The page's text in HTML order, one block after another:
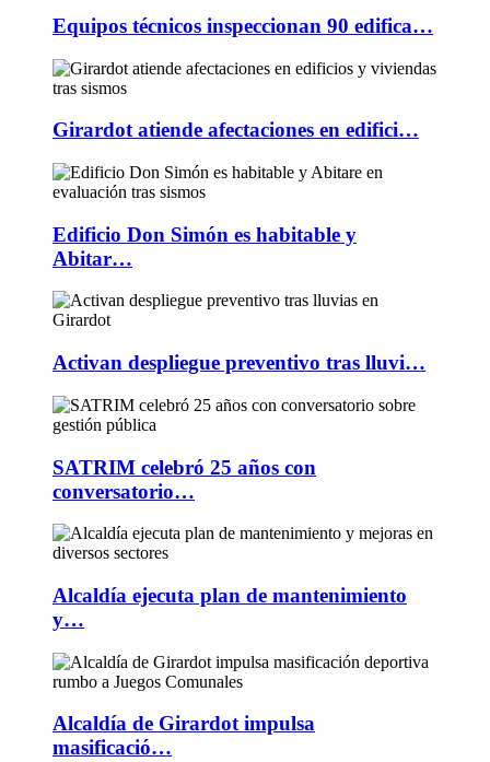
Equipos técnicos inspeccionan 90 edifica…
Girardot atiende afectaciones en edifici…
Edificio Don Simón es habitable y
Abitar…
Activan despliegue preventivo tras lluvi…
SATRIM celebró 25 años con
conversatorio…
Alcaldía ejecuta plan de mantenimiento
y…
Alcaldía de Girardot impulsa
masificació…